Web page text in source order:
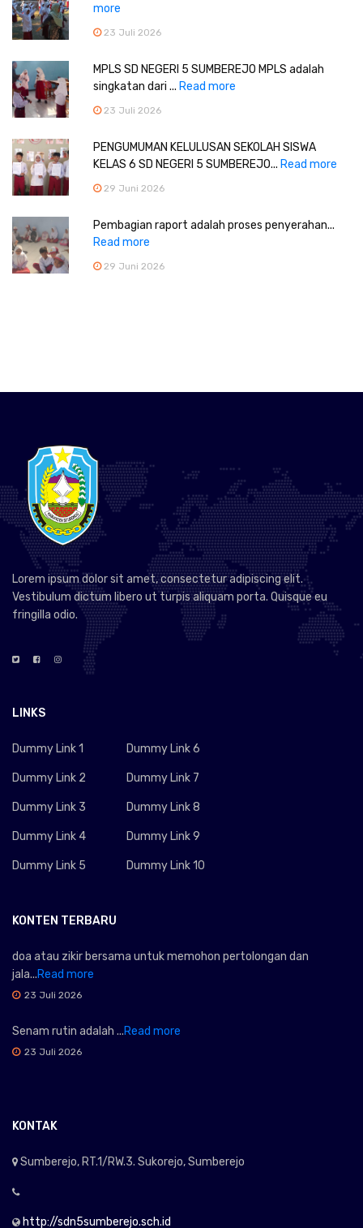
more
23 Juli 2026
MPLS SD NEGERI 5 SUMBEREJO MPLS adalah
singkatan dari ... Read more
23 Juli 2026
PENGUMUMAN KELULUSAN SEKOLAH SISWA
KELAS 6 SD NEGERI 5 SUMBEREJO... Read more
29 Juni 2026
Pembagian raport adalah proses penyerahan...
Read more
29 Juni 2026
Lorem ipsum dolor sit amet, consectetur adipiscing elit.
Vestibulum dictum libero ut turpis aliquam porta. Quisque eu
fringilla odio.
LINKS
Dummy Link 1
Dummy Link 2
Dummy Link 3
Dummy Link 4
Dummy Link 5
Dummy Link 6
Dummy Link 7
Dummy Link 8
Dummy Link 9
Dummy Link 10
KONTEN TERBARU
doa atau zikir bersama untuk memohon pertolongan dan
jala...Read more
23 Juli 2026
Senam rutin adalah ...Read more
23 Juli 2026
KONTAK
Sumberejo, RT.1/RW.3. Sukorejo, Sumberejo
http://sdn5sumberejo.sch.id